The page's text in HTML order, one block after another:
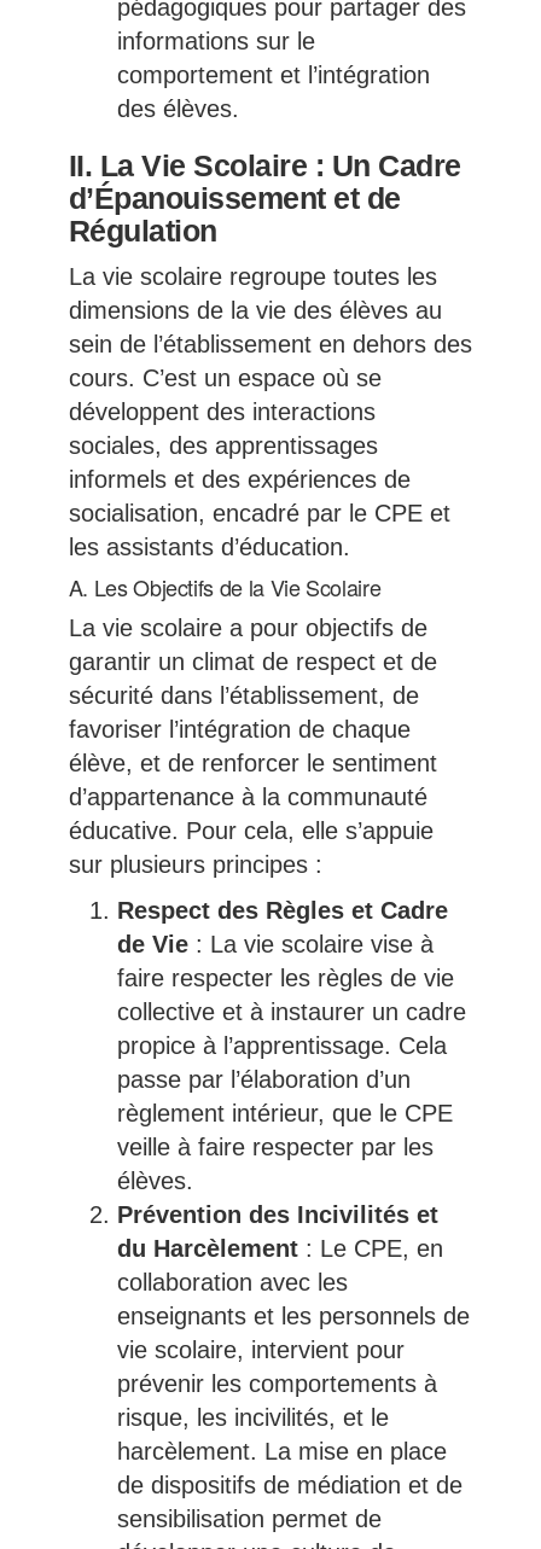
pédagogiques pour partager des
informations sur le
comportement et l’intégration
des élèves.
II. La Vie Scolaire : Un Cadre
d’Épanouissement et de
Régulation
La vie scolaire regroupe toutes les
dimensions de la vie des élèves au
sein de l’établissement en dehors des
cours. C’est un espace où se
développent des interactions
sociales, des apprentissages
informels et des expériences de
socialisation, encadré par le CPE et
les assistants d’éducation.
A. Les Objectifs de la Vie Scolaire
La vie scolaire a pour objectifs de
garantir un climat de respect et de
sécurité dans l’établissement, de
favoriser l’intégration de chaque
élève, et de renforcer le sentiment
d’appartenance à la communauté
éducative. Pour cela, elle s’appuie
sur plusieurs principes :
Respect des Règles et Cadre
de Vie: La vie scolaire vise à
faire respecter les règles de vie
collective et à instaurer un cadre
propice à l’apprentissage. Cela
passe par l’élaboration d’un
règlement intérieur, que le CPE
veille à faire respecter par les
élèves.
Prévention des Incivilités et
du Harcèlement: Le CPE, en
collaboration avec les
enseignants et les personnels de
vie scolaire, intervient pour
prévenir les comportements à
risque, les incivilités, et le
harcèlement. La mise en place
de dispositifs de médiation et de
sensibilisation permet de